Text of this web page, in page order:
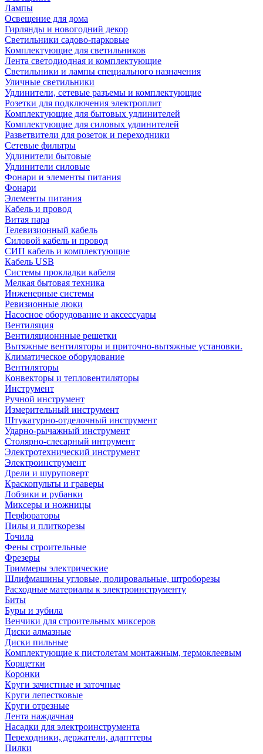
Лампы
Освещение для дома
Гирлянды и новогодний декор
Светильники садово-парковые
Комплектующие для светильников
Лента светодиодная и комплектующие
Светильники и лампы специального назначения
Уличные светильники
Удлинители, сетевые разъемы и комплектующие
Розетки для подключения электроплит
Комплектующие для бытовых удлинителей
Комплектующие для силовых удлинителей
Разветвители для розеток и переходники
Сетевые фильтры
Удлинители бытовые
Удлинители силовые
Фонари и элементы питания
Фонари
Элементы питания
Кабель и провод
Витая пара
Телевизионный кабель
Силовой кабель и провод
СИП кабель и комплектующие
Кабель USB
Системы прокладки кабеля
Мелкая бытовая техника
Инженерные системы
Ревизионные люки
Насосное оборудование и аксессуары
Вентиляция
Вентиляционнные решетки
Вытяжные вентиляторы и приточно-вытяжные установки.
Климатическое оборудование
Вентиляторы
Конвекторы и тепловентиляторы
Инструмент
Ручной инструмент
Измерительный инструмент
Штукатурно-отделочный инструмент
Ударно-рычажный инструмент
Столярно-слесарный интрумент
Электротехнический инструмент
Электроинструмент
Дрели и шуруповерт
Краскопульты и граверы
Лобзики и рубанки
Миксеры и ножницы
Перфораторы
Пилы и плиткорезы
Точила
Фены строительные
Фрезеры
Триммеры электрические
Шлифмашины угловые, полировальные, штроборезы
Расходные материалы к электроинструменту
Биты
Буры и зубила
Венчики для строительных миксеров
Диски алмазные
Диски пильные
Комплектующие к пистолетам монтажным, термоклеевым
Корщетки
Коронки
Круги зачистные и заточные
Круги лепестковые
Круги отрезные
Лента наждачная
Насадки для электроинструмента
Переходники, держатели, адапттеры
Пилки